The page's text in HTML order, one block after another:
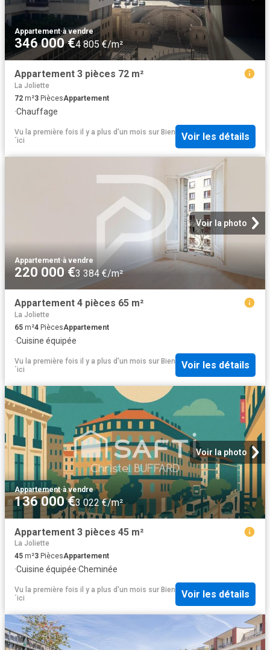
Appartement·à vendre
346 000 €4 805 €/m²
Appartement 3 pièces 72 m²
La Joliette
72 m²3 PiècesAppartement
·Chauffage
Vu la première fois il y a plus d'un mois sur Bien
´ici
Voir les détails
Voir la photo
Appartement·à vendre
220 000 €3 384 €/m²
Appartement 4 pièces 65 m²
La Joliette
65 m²4 PiècesAppartement
·Cuisine équipée
Vu la première fois il y a plus d'un mois sur Bien
´ici
Voir les détails
Voir la photo
Appartement·à vendre
136 000 €3 022 €/m²
Appartement 3 pièces 45 m²
La Joliette
45 m²3 PiècesAppartement
·Cuisine équipée·Cheminée
Vu la première fois il y a plus d'un mois sur Bien
´ici
Voir les détails